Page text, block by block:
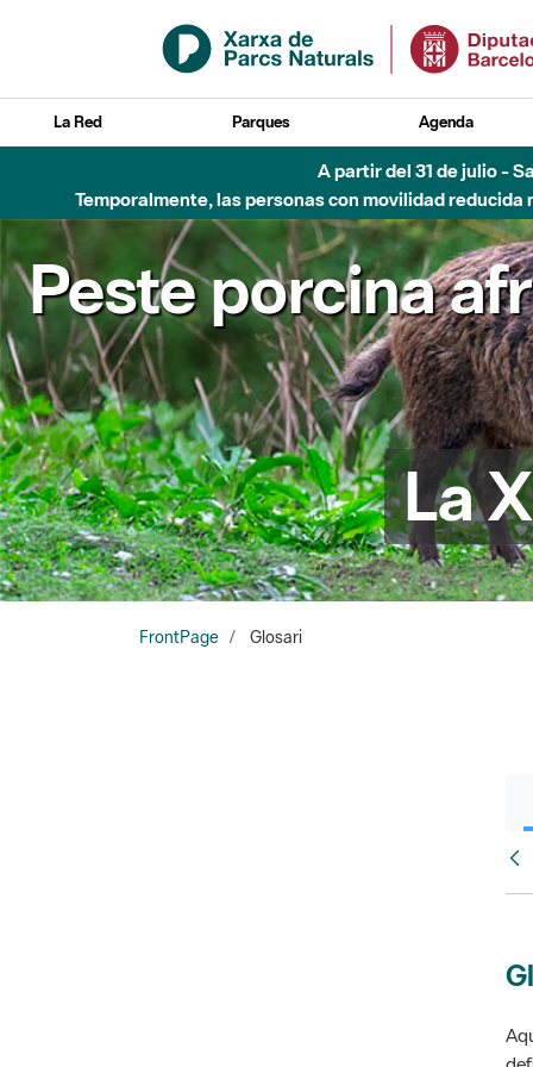
Saltar al contenido principal
La Red Parques Agenda
6 de agosto - Parque
Peste porcina
La
FrontPage Glosari